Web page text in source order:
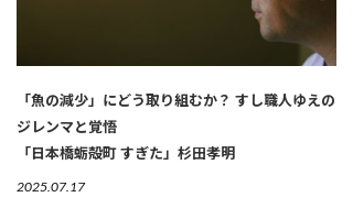
「魚の減少」にどう取り組むか？ すし職人ゆえの
ジレンマと覚悟
「日本橋蛎殻町 すぎた」杉田孝明
2025.07.17